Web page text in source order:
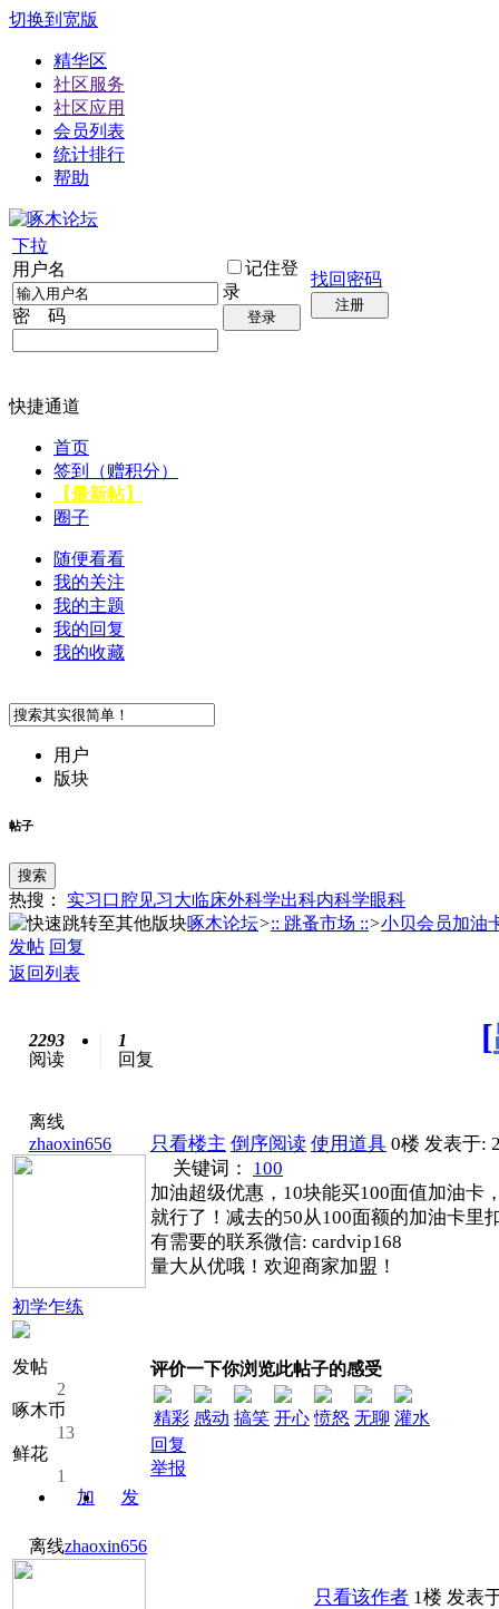
切换到宽版
精华区
社区服务
社区应用
会员列表
统计排行
帮助
下拉
用户名
密 码
记住登
录
登录
找回密码
注册
快捷通道
首页
签到（赠积分）
【最新帖】
圈子
随便看看
我的关注
我的主题
我的回复
我的收藏
用户
版块
帖子
搜索
热搜： 实习口腔见习大临床外科学出科内科学眼科
啄木论坛>:: 跳蚤市场 ::>小贝会员加油
发帖 回复
返回列表
2293
阅读
1
回复
[
离线
zhaoxin656
初学乍练
发帖
2
啄木币
13
鲜花
1
加
发
只看楼主 倒序阅读 使用道具 0楼 发表于:
关键词： 100
加油超级优惠，10块能买100面值加油卡
就行了！减去的50从100面额的加油卡里
有需要的联系微信: cardvip168
量大从优哦！欢迎商家加盟！
评价一下你浏览此帖子的感受
精彩 感动 搞笑 开心 愤怒 无聊 灌水
回复
举报
离线zhaoxin656
只看该作者 1楼 发表